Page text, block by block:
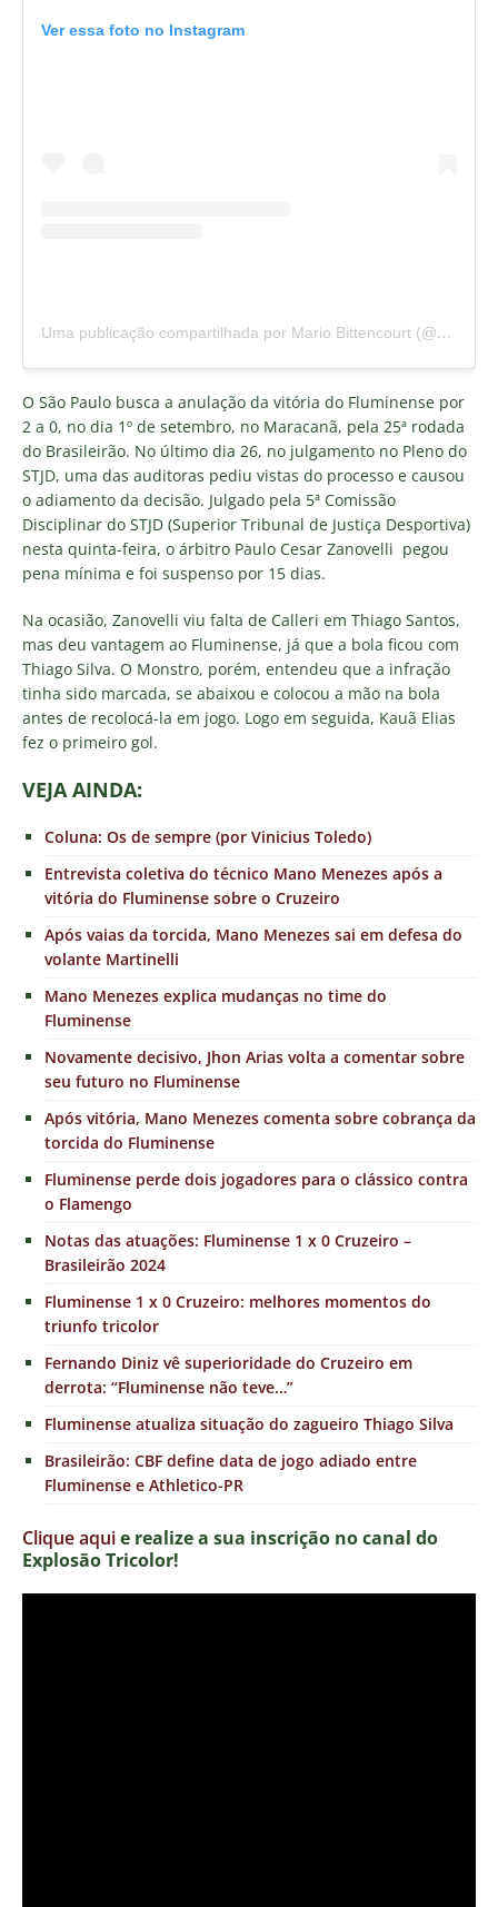
Ver essa foto no Instagram
Uma publicação compartilhada por Mario Bittencourt (@mbittenfluoficial)
O São Paulo busca a anulação da vitória do Fluminense por
2 a 0, no dia 1º de setembro, no Maracanã, pela 25ª rodada
do Brasileirão. No último dia 26, no julgamento no Pleno do
STJD, uma das auditoras pediu vistas do processo e causou
o adiamento da decisão. Julgado pela 5ª Comissão
Disciplinar do STJD (Superior Tribunal de Justiça Desportiva)
nesta quinta-feira, o árbitro Paulo Cesar Zanovelli pegou
pena mínima e foi suspenso por 15 dias.
Na ocasião, Zanovelli viu falta de Calleri em Thiago Santos,
mas deu vantagem ao Fluminense, já que a bola ficou com
Thiago Silva. O Monstro, porém, entendeu que a infração
tinha sido marcada, se abaixou e colocou a mão na bola
antes de recolocá-la em jogo. Logo em seguida, Kauã Elias
fez o primeiro gol.
VEJA AINDA:
Coluna: Os de sempre (por Vinicius Toledo)
Entrevista coletiva do técnico Mano Menezes após a
vitória do Fluminense sobre o Cruzeiro
Após vaias da torcida, Mano Menezes sai em defesa do
volante Martinelli
Mano Menezes explica mudanças no time do
Fluminense
Novamente decisivo, Jhon Arias volta a comentar sobre
seu futuro no Fluminense
Após vitória, Mano Menezes comenta sobre cobrança da
torcida do Fluminense
Fluminense perde dois jogadores para o clássico contra
o Flamengo
Notas das atuações: Fluminense 1 x 0 Cruzeiro –
Brasileirão 2024
Fluminense 1 x 0 Cruzeiro: melhores momentos do
triunfo tricolor
Fernando Diniz vê superioridade do Cruzeiro em
derrota: “Fluminense não teve…”
Fluminense atualiza situação do zagueiro Thiago Silva
Brasileirão: CBF define data de jogo adiado entre
Fluminense e Athletico-PR
Clique aquie realize a sua inscrição no canal do
Explosão Tricolor!